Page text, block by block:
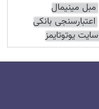
مبل مینیمال
اعتبارسنجی بانکی
سایت یوتوتایمز